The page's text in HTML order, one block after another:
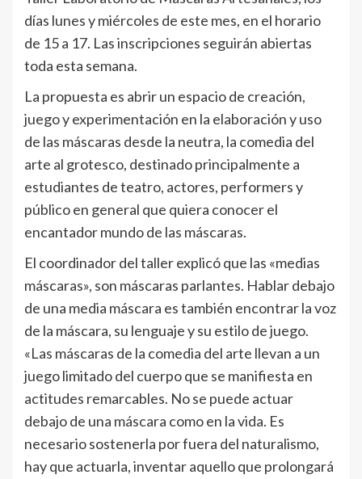
días lunes y miércoles de este mes, en el horario
de 15 a 17. Las inscripciones seguirán abiertas
toda esta semana.
La propuesta es abrir un espacio de creación,
juego y experimentación en la elaboración y uso
de las máscaras desde la neutra, la comedia del
arte al grotesco, destinado principalmente a
estudiantes de teatro, actores, performers y
público en general que quiera conocer el
encantador mundo de las máscaras.
El coordinador del taller explicó que las «medias
máscaras», son máscaras parlantes. Hablar debajo
de una media máscara es también encontrar la voz
de la máscara, su lenguaje y su estilo de juego.
«Las máscaras de la comedia del arte llevan a un
juego limitado del cuerpo que se manifiesta en
actitudes remarcables. No se puede actuar
debajo de una máscara como en la vida. Es
necesario sostenerla por fuera del naturalismo,
hay que actuarla, inventar aquello que prolongará